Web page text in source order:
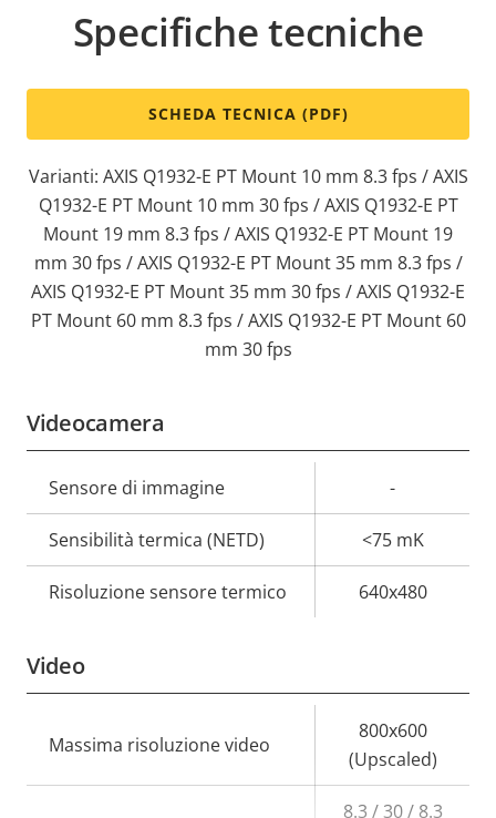
Specifiche tecniche
SCHEDA TECNICA (PDF)
Varianti: AXIS Q1932-E PT Mount 10 mm 8.3 fps / AXIS
Q1932-E PT Mount 10 mm 30 fps / AXIS Q1932-E PT
Mount 19 mm 8.3 fps / AXIS Q1932-E PT Mount 19
mm 30 fps / AXIS Q1932-E PT Mount 35 mm 8.3 fps /
AXIS Q1932-E PT Mount 35 mm 30 fps / AXIS Q1932-E
PT Mount 60 mm 8.3 fps / AXIS Q1932-E PT Mount 60
mm 30 fps
Videocamera
Descrizione
della
proprietà
Valore
della
proprietà
Sensore di immagine -
Sensibilità termica (NETD) <75 mK
Risoluzione sensore termico 640x480
Video
della
proprietà
della
proprietà
Massima risoluzione video
800x600
(Upscaled)
8.3 / 30 / 8.3